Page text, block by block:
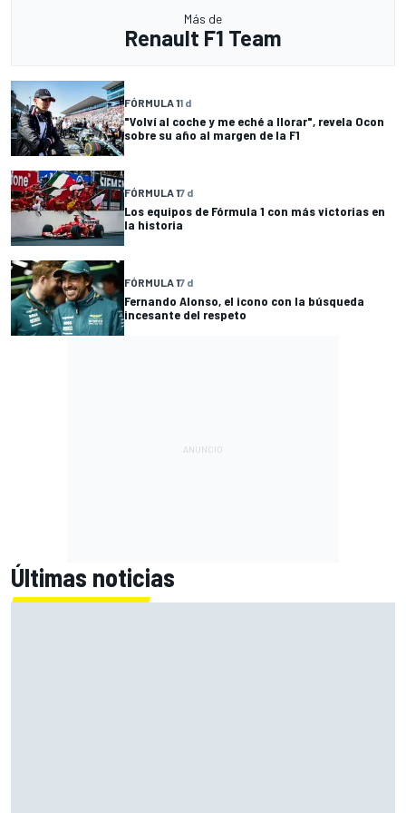
Más de
Renault F1 Team
FÓRMULA 11 d
"Volví al coche y me eché a llorar", revela Ocon
sobre su año al margen de la F1
FÓRMULA 17 d
Los equipos de Fórmula 1 con más victorias en
la historia
FÓRMULA 17 d
Fernando Alonso, el icono con la búsqueda
incesante del respeto
Últimas noticias